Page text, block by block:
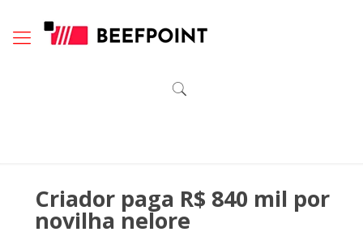
Criador paga R$ 840 mil por
novilha nelore